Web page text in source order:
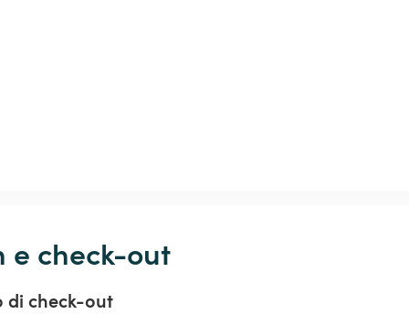
e check-out
di check-out